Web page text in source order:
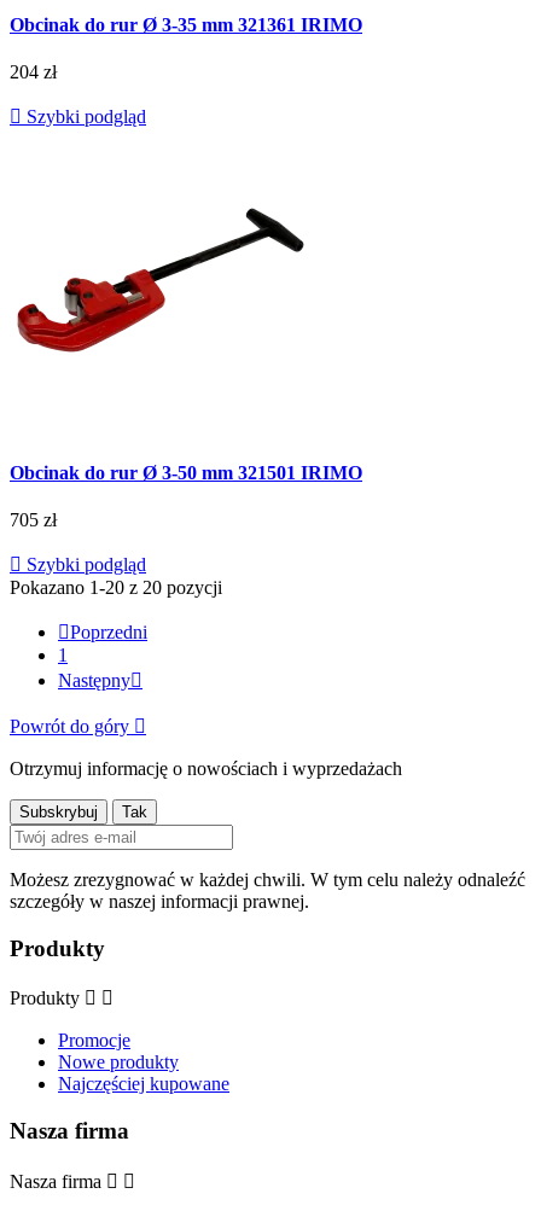
Obcinak do rur Ø 3-35 mm 321361 IRIMO
204 zł
 Szybki podgląd
Obcinak do rur Ø 3-50 mm 321501 IRIMO
705 zł
 Szybki podgląd
Pokazano 1-20 z 20 pozycji
Poprzedni
1
Następny
Powrót do góry 
Otrzymuj informację o nowościach i wyprzedażach
Możesz zrezygnować w każdej chwili. W tym celu należy odnaleźć
szczegóły w naszej informacji prawnej.
Produkty
Produkty  
Promocje
Nowe produkty
Najczęściej kupowane
Nasza firma
Nasza firma  